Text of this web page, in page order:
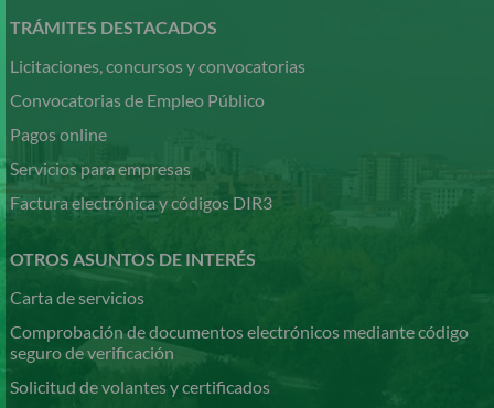
contenido
TRÁMITES DESTACADOS
Licitaciones, concursos y convocatorias
Convocatorias de Empleo Público
Pagos online
Servicios para empresas
Factura electrónica y códigos DIR3
OTROS ASUNTOS DE INTERÉS
Carta de servicios
Comprobación de documentos electrónicos mediante código
seguro de verificación
Solicitud de volantes y certificados